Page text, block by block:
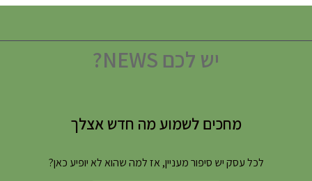
יש לכם NEWS?
מחכים לשמוע מה חדש אצלך
לכל עסק יש סיפור מעניין, אז למה שהוא לא יופיע כאן?